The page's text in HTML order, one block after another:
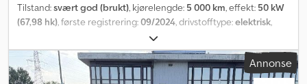
Tilstand:svært god (brukt), kjørelengde: 5 000 km, effekt: 50 kW
(67,98 hk), første registrering:09/2024, drivstofftype:elektrisk,
, girtype:
utslippsklasse:Euro 6, antall seter:3, Byggeår:2024,
Annonse